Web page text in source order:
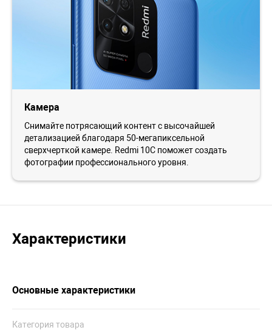
Камера
Снимайте потрясающий контент с высочайшей
детализацией благодаря 50-мегапиксельной
сверхчерткой камере. Redmi 10C поможет создать
фотографии профессионального уровня.
Характеристики
Основные характеристики
Категория товара